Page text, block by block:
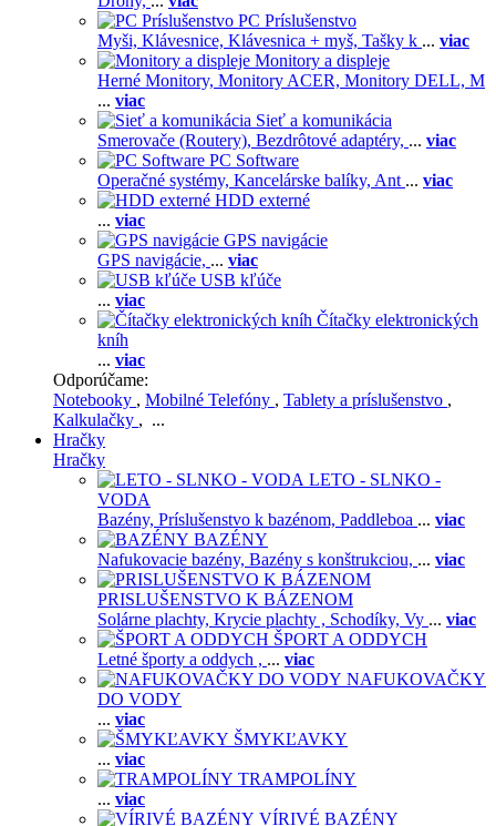
PC Príslušenstvo
Myši, Klávesnice, Klávesnica + myš, Tašky k ... viac
Monitory a displeje
Herné Monitory, Monitory ACER, Monitory DELL, M
... viac
Sieť a komunikácia
Smerovače (Routery), Bezdrôtové adaptéry, ... viac
PC Software
Operačné systémy, Kancelárske balíky, Ant ... viac
HDD externé
... viac
GPS navigácie
GPS navigácie, ... viac
USB kľúče
... viac
Čítačky elektronických
kníh
... viac
Odporúčame:
Notebooky , Mobilné Telefóny , Tablety a príslušenstvo ,
Kalkulačky , ...
Hračky
Hračky
LETO - SLNKO -
VODA
Bazény, Príslušenstvo k bazénom, Paddleboa ... viac
BAZÉNY
Nafukovacie bazény, Bazény s konštrukciou, ... viac
PRISLUŠENSTVO K BÁZENOM
Solárne plachty, Krycie plachty , Schodíky, Vy ... viac
ŠPORT A ODDYCH
Letné športy a oddych , ... viac
NAFUKOVAČKY
DO VODY
... viac
ŠMYKĽAVKY
... viac
TRAMPOLÍNY
... viac
VÍRIVÉ BAZÉNY